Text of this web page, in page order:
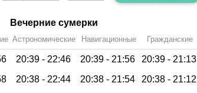
Вечерние сумерки
Астрономические Навигационные Гражданские
20:39 - 22:46 20:39 - 21:56 20:39 - 21:13
20:38 - 22:44 20:38 - 21:54 20:38 - 21:12